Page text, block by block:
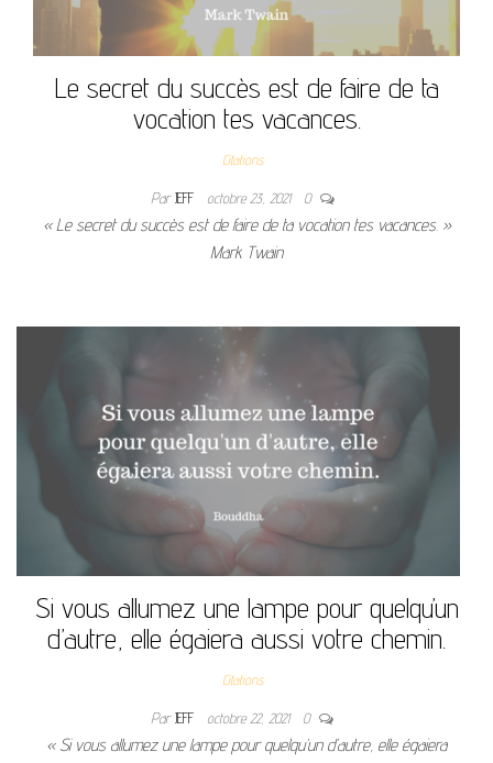
Le secret du succès est de faire de ta
vocation tes vacances.
Citations
ParJEFF octobre 23, 2021 0
« Le secret du succès est de faire de ta vocation tes vacances. »
Mark Twain
Si vous allumez une lampe pour quelqu’un
d’autre, elle égaiera aussi votre chemin.
Citations
ParJEFF octobre 22, 2021 0
« Si vous allumez une lampe pour quelqu’un d’autre, elle égaiera